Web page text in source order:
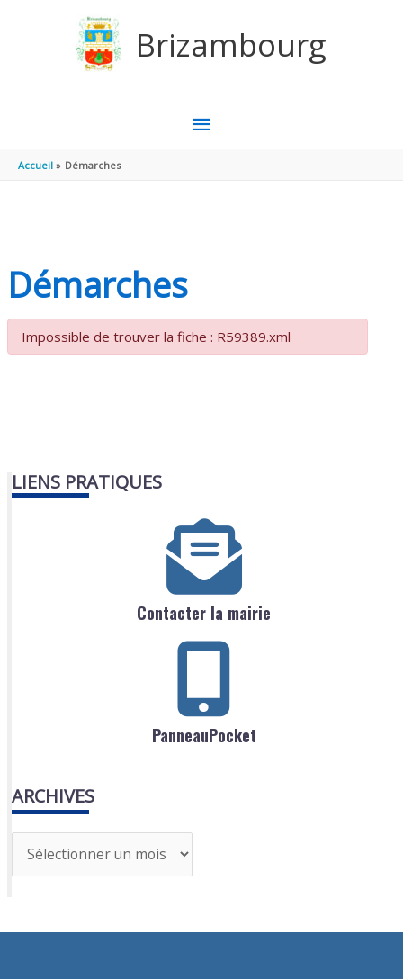
Brizambourg
MENU
Accueil Démarches
Démarches
Impossible de trouver la fiche : R59389.xml
LIENS PRATIQUES
Contacter la mairie
PanneauPocket
ARCHIVES
r
h